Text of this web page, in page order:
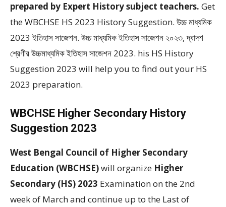
prepared by Expert History subject teachers. Get
the WBCHSE HS 2023 History Suggestion. উচ্চ মাধ্যমিক
2023 ইতিহাস সাজেশন. উচ্চ মাধ্যমিক ইতিহাস সাজেশন ২০২৩, দ্বাদশ
শ্রেণীর উচ্চমাধ্যমিক ইতিহাস সাজেশন 2023. his HS History
Suggestion 2023 will help you to find out your HS
2023 preparation.
WBCHSE Higher Secondary History
Suggestion 2023
West Bengal Council of Higher Secondary
Education (WBCHSE)will organize Higher
Secondary (HS) 2023 Examination on the 2nd
week of March and continue up to the Last of